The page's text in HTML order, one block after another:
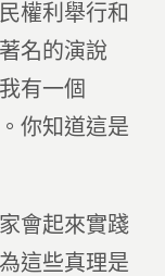
權利舉行和
名的演說
有一個
你知道這是
會起來實踐
這些真理是